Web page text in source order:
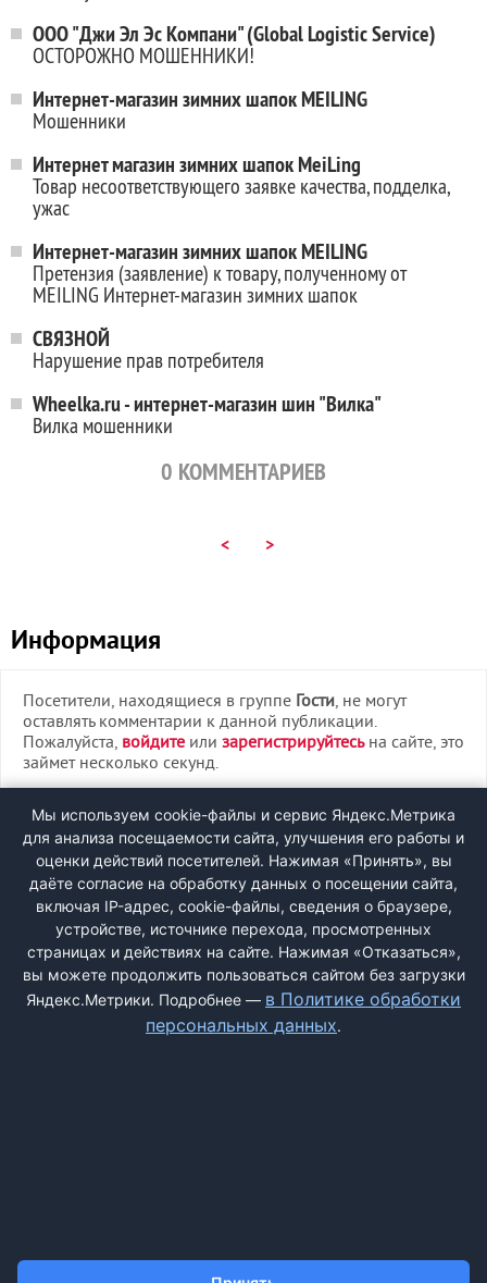
ООО "Джи Эл Эс Компани" (Global Logistic Service)
ОСТОРОЖНО МОШЕННИКИ!
Интернет-магазин зимних шапок MEILING
Мошенники
Интернет магазин зимних шапок MeiLing
Товар несоответствующего заявке качества, подделка,
ужас
Интернет-магазин зимних шапок MEILING
Претензия (заявление) к товару, полученному от
MEILING Интернет-магазин зимних шапок
СВЯЗНОЙ
Нарушение прав потребителя
Wheelka.ru - интернет-магазин шин "Вилка"
Вилка мошенники
0 КОММЕНТАРИЕВ
< >
Информация
Посетители, находящиеся в группе Гости, не могут
оставлять комментарии к данной публикации.
Пожалуйста, войдите или зарегистрируйтесьна сайте, это
займет несколько секунд.
ВХОД
РЕГИСТРАЦИЯ
Быстрая регистрациячерез соцсети:
Мы используем cookie-файлы и сервис Яндекс.Метрика
для анализа посещаемости сайта, улучшения его работы и
оценки действий посетителей. Нажимая «Принять», вы
даёте согласие на обработку данных о посещении сайта,
включая IP-адрес, cookie-файлы, сведения о браузере,
устройстве, источнике перехода, просмотренных
страницах и действиях на сайте. Нажимая «Отказаться»,
вы можете продолжить пользоваться сайтом без загрузки
Яндекс.Метрики. Подробнее — в Политике обработки
персональных данных.